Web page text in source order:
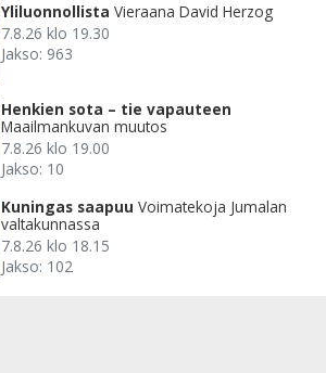
Yliluonnollista Vieraana David Herzog
7.8.26 klo 19.30
Jakso: 963
Henkien sota – tie vapauteen
Maailmankuvan muutos
7.8.26 klo 19.00
Jakso: 10
Kuningas saapuu Voimatekoja Jumalan
valtakunnassa
7.8.26 klo 18.15
Jakso: 102